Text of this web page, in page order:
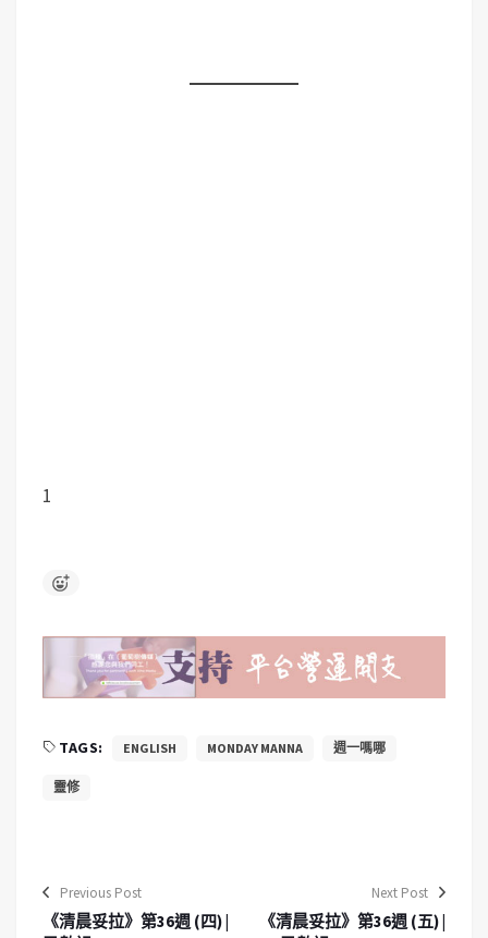
1
TAGS: ENGLISH MONDAY MANNA 週一嗎哪
靈修
Previous Post
《清晨妥拉》第36週 (四) |
Next Post
《清晨妥拉》第36週 (五) |